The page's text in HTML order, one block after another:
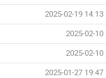
2025-02-19 14:13
2025-02-10
2025-02-10
2025-01-27 19:47